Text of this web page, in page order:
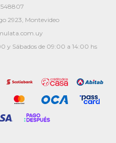
2923, Montevideo
y Sábados de 09:00 a 14:00 hs